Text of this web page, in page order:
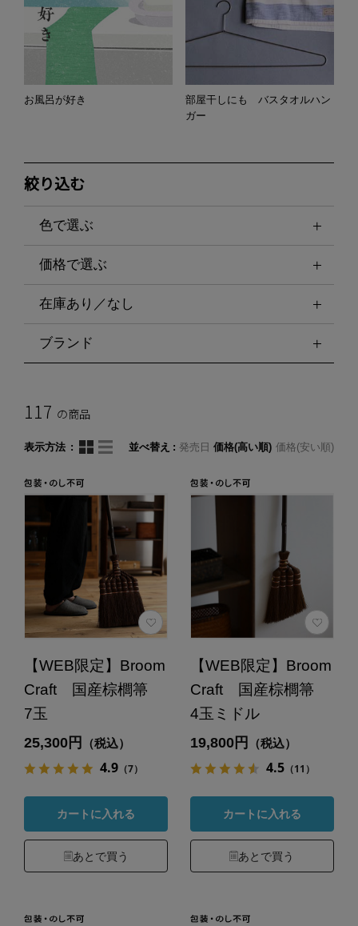
お風呂が好き
部屋干しにも バスタオルハン
ガー
絞り込む
色で選ぶ
価格で選ぶ
在庫あり／なし
ブランド
117 の商品
表示方法 並べ替え 発売日 価格(高い順) 価格(安い順)
【WEB限定】Broom
Craft 国産棕櫚箒
7玉
25,300円 （税込）
4.9（7）
カートに入れる
あとで買う
【WEB限定】Broom
Craft 国産棕櫚箒
4玉ミドル
19,800円 （税込）
4.5（11）
カートに入れる
あとで買う